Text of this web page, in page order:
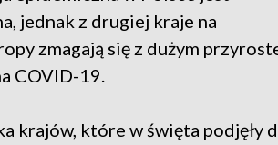
jednak z drugiej kraje na
zmagają się z dużym
COVID-19.
krajów, które w święta podjęły